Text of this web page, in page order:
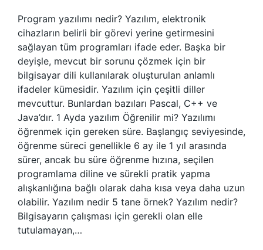
Program yazılımı nedir? Yazılım, elektronik
cihazların belirli bir görevi yerine getirmesini
sağlayan tüm programları ifade eder. Başka bir
deyişle, mevcut bir sorunu çözmek için bir
bilgisayar dili kullanılarak oluşturulan anlamlı
ifadeler kümesidir. Yazılım için çeşitli diller
mevcuttur. Bunlardan bazıları Pascal, C++ ve
Java’dır. 1 Ayda yazılım Öğrenilir mi? Yazılımı
öğrenmek için gereken süre. Başlangıç ​​seviyesinde,
öğrenme süreci genellikle 6 ay ile 1 yıl arasında
sürer, ancak bu süre öğrenme hızına, seçilen
programlama diline ve sürekli pratik yapma
alışkanlığına bağlı olarak daha kısa veya daha uzun
olabilir. Yazılım nedir 5 tane örnek? Yazılım nedir?
Bilgisayarın çalışması için gerekli olan elle
tutulamayan,…